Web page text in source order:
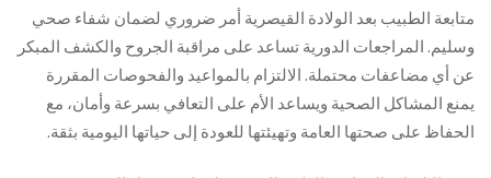
متابعة الطبيب بعد الولادة القيصرية أمر ضروري لضمان شفاء صحي
وسليم. المراجعات الدورية تساعد على مراقبة الجروح والكشف المبكر
عن أي مضاعفات محتملة. الالتزام بالمواعيد والفحوصات المقررة
يمنع المشاكل الصحية ويساعد الأم على التعافي بسرعة وأمان، مع
الحفاظ على صحتها العامة وتهيئتها للعودة إلى حياتها اليومية بثقة.